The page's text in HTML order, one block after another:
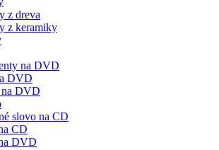
z dreva
z keramiky
na DVD
DVD
na DVD
slovo na CD
CD
DVD